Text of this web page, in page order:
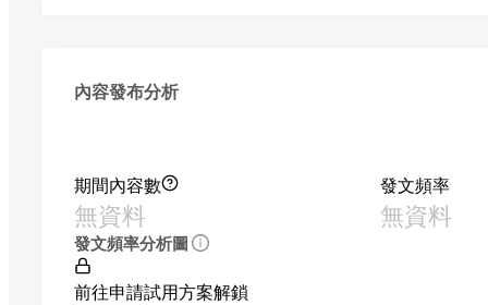
內容發布分析
期間內容數
無資料
發文頻率
無資料
發文頻率分析圖
前往申請試用方案解鎖